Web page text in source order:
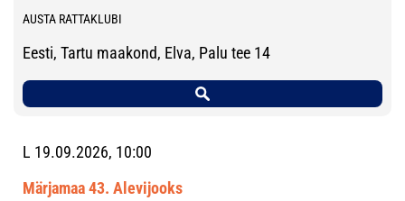
AUSTA RATTAKLUBI
Eesti, Tartu maakond, Elva, Palu tee 14
L 19.09.2026, 10:00
Märjamaa 43. Alevijooks